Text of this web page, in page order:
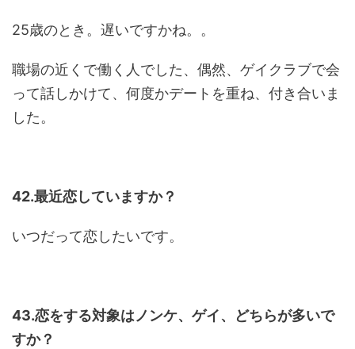
25歳のとき。遅いですかね。。
職場の近くで働く人でした、偶然、ゲイクラブで会
って話しかけて、何度かデートを重ね、付き合いま
した。
42.最近恋していますか？
いつだって恋したいです。
43.恋をする対象はノンケ、ゲイ、どちらが多いで
すか？